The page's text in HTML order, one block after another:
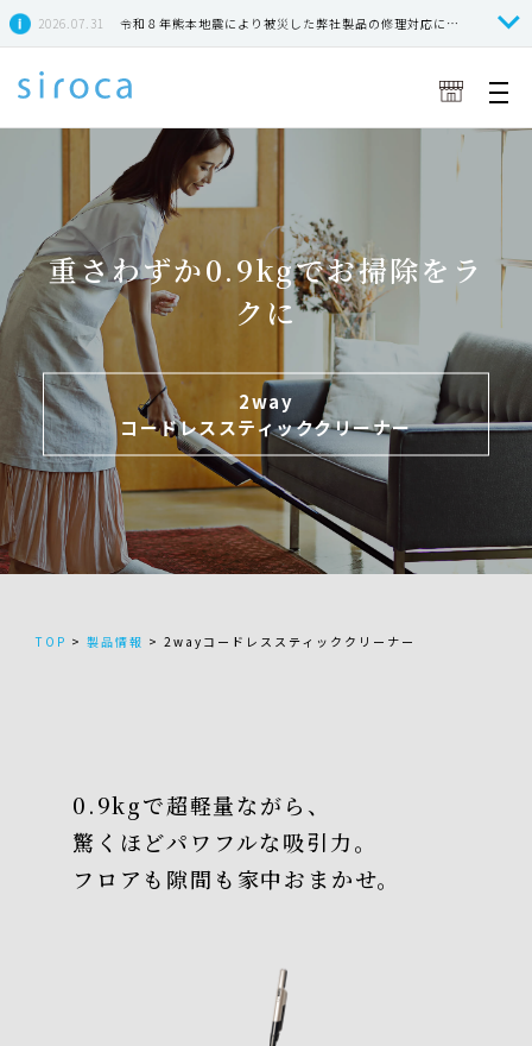
2026.07.31 令和８年熊本地震により被災した弊社製品の修理対応につきまして
重さわずか0.9kgでお掃除をラ
クに
2way
コードレススティッククリーナー
TOP > 製品情報 > 2wayコードレススティッククリーナー
0.9kgで超軽量ながら、
驚くほどパワフルな吸引力。
フロアも隙間も家中おまかせ。